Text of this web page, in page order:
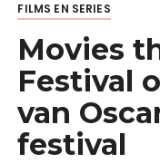
FILMS EN SERIES
Movies
Festival
van
festival